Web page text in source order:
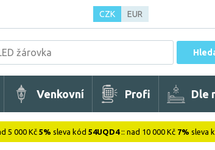
CZK EUR
Venkovní Profi Dle
5 000 Kč 5% sleva kód 54UQD4:: nad 10 000 Kč 7% sleva